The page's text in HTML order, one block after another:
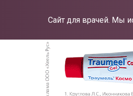
Сайт для врачей. Мы